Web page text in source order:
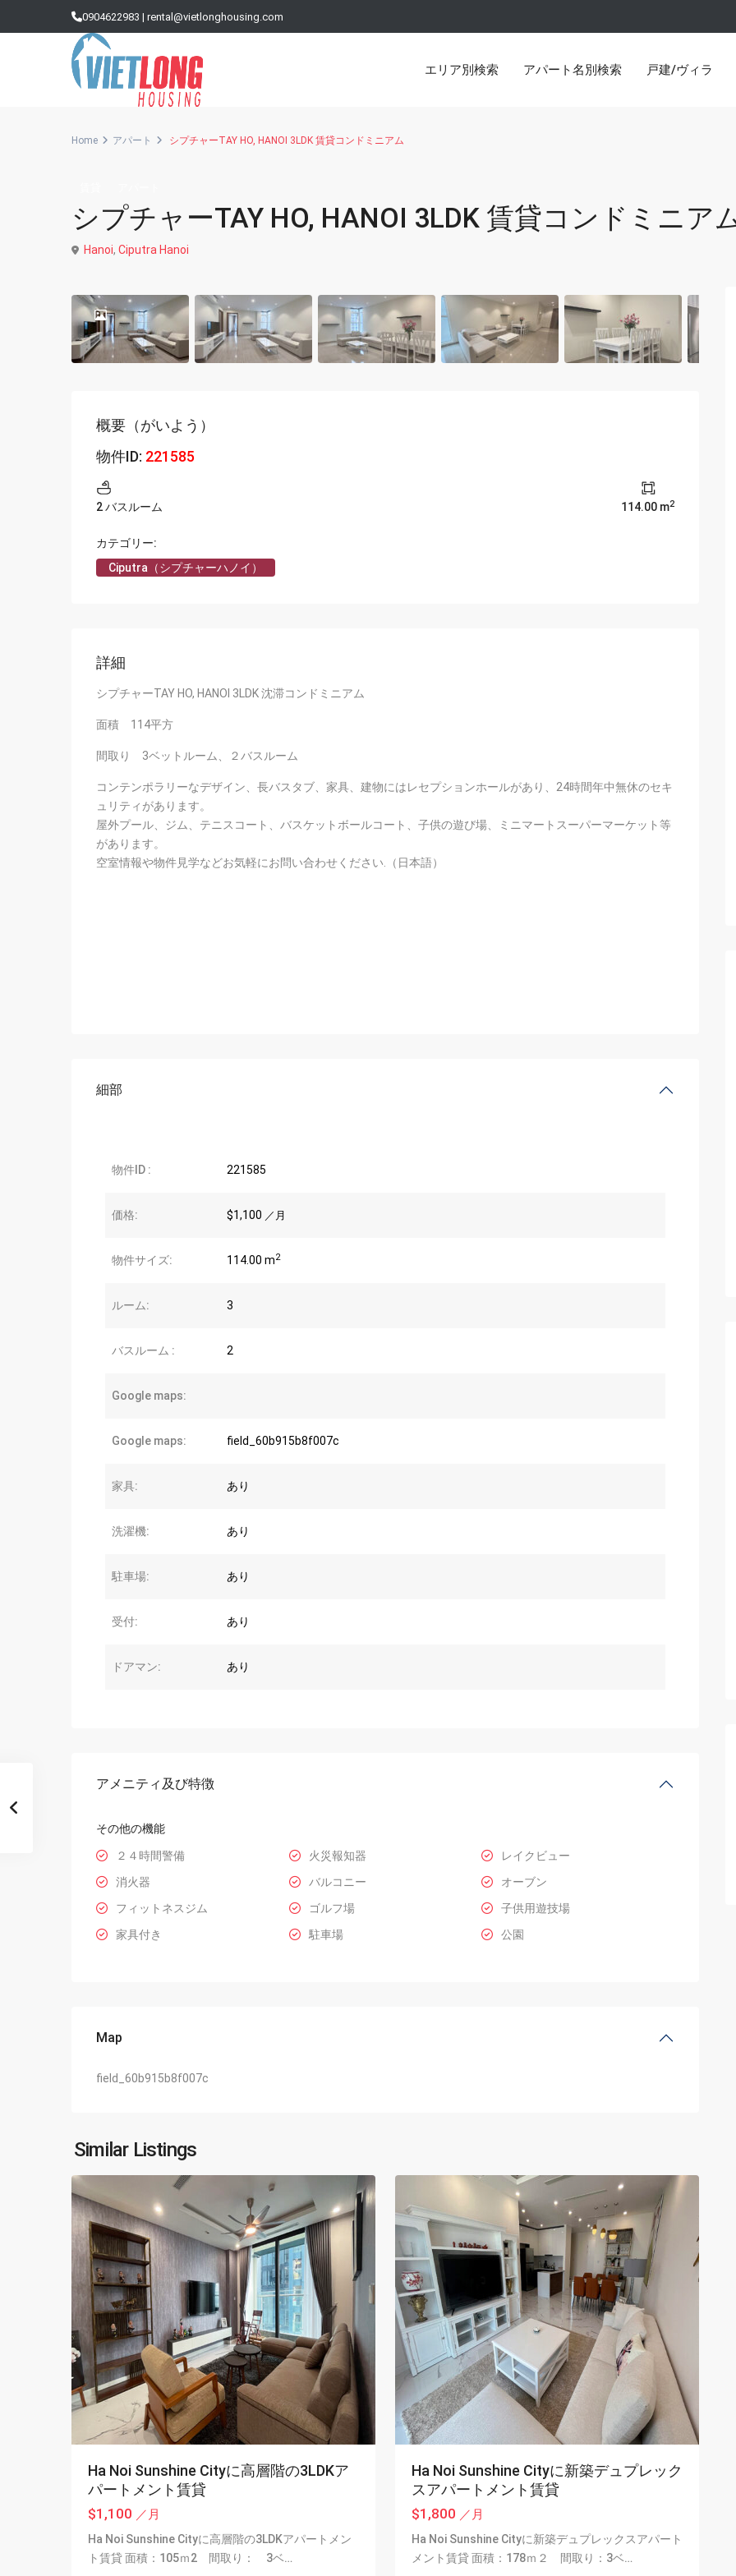
0904622983 | rental@vietlonghousing.com
エリア別検索 アパート名別検索
Sun Grand City （サングランドシティー）Thuy Khue
Hong Kong Tower（ホンコンタワー）
Times City Park Hill（タイムズシティー パークヒル）
D’Le Roi Soleil（ド・ル・ロア・
Hoang Thanh Tower （ホアンタ
Water Mark （ウォーターマーク
戸建/ヴィラ
Home アパート シプチャーTAY HO, HANOI 3LDK 賃貸コンドミニアム
シプチャーTAY HO, HANOI 3LDK 賃貸コンドミニア
Hanoi, Ciputra Hanoi
概要（がいよう）
物件ID: 221585
2 バスルーム 114.00 m2
カテゴリー:
Ciputra（シプチャーハノイ）
詳細
シプチャーTAY HO, HANOI 3LDK 沈滞コンドミニアム
面積 114平方
間取り 3ベットルーム、２バスルーム
コンテンポラリーなデザイン、長バスタブ、家具、建物にはレセプションホールがあり、24時間年中無休のセキ
ュリティがあります。
屋外プール、ジム、テニスコート、バスケットボールコート、子供の遊び場、ミニマートスーパーマーケット等
があります。
空室情報や物件見学などお気軽にお問い合わせください.（日本語）
細部
物件ID : 221585
価格: $1,100 ／月
物件サイズ: 114.00 m2
ルーム: 3
バスルーム : 2
Google maps:
Google maps: field_60b915b8f007c
家具: あり
洗濯機: あり
駐車場: あり
受付: あり
ドアマン: あり
アメニティ及び特徴
その他の機能
２４時間警備 火災報知器
レイクビュー
消火器
バルコニー
オーブン
フィットネスジム
ゴルフ場
子供用遊技場
家具付き
駐車場 公園
Map
field_60b915b8f007c
Similar Listings
Hanoi
Hanoi
Ha Noi Sunshine Cityに高層階の3LDKア
パートメント賃貸
$1,100 ／月
Ha Noi Sunshine Cityに高層階の3LDKアパートメン
ト賃貸 面積：105ｍ2 間取り： 3ベ…
Ha Noi Sunshine Cityに新築デュプレック
スアパートメント賃貸
$1,800 ／月
Ha Noi Sunshine Cityに新築デュプレックスアパート
メント賃貸 面積：178ｍ２ 間取り：3ベ…